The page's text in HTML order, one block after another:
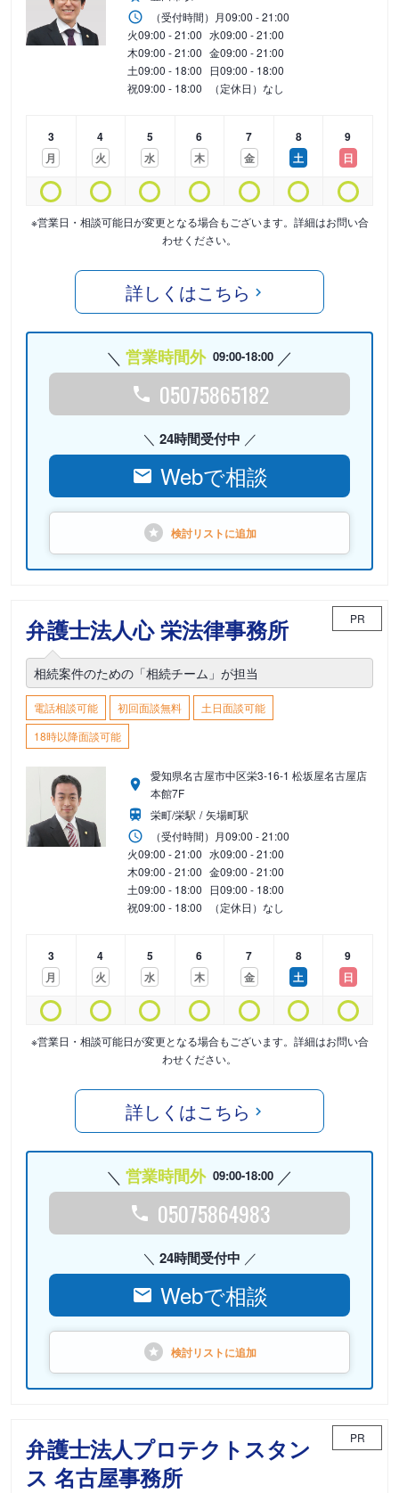
（受付時間） 月09:00 - 21:00
火09:00 - 21:00 水09:00 - 21:00
木09:00 - 21:00 金09:00 - 21:00
土09:00 - 18:00 日09:00 - 18:00
祝09:00 - 18:00 （定休日）なし
3
月
4
火
5
水
6
木
7
金
8
土
9
日
※営業日・相談可能日が変更となる場合もございます。詳細はお問い合
わせください。
詳しくはこちら
営業時間外 09:00-18:00
05075865182
24時間受付中
Webで相談
検討リストに追加
弁護士法人心 栄法律事務所 PR
相続案件のための「相続チーム」が担当
電話相談可能 初回面談無料
土日面談可能
18時以降面談可能
愛知県名古屋市中区栄3-16-1 松坂屋名古屋店
本館7F
栄町/栄駅
矢場町駅
（受付時間） 月09:00 - 21:00
火09:00 - 21:00 水09:00 - 21:00
木09:00 - 21:00 金09:00 - 21:00
土09:00 - 18:00 日09:00 - 18:00
祝09:00 - 18:00 （定休日）なし
3
月
4
火
5
水
6
木
7
金
8
土
9
日
※営業日・相談可能日が変更となる場合もございます。詳細はお問い合
わせください。
詳しくはこちら
営業時間外 09:00-18:00
05075864983
24時間受付中
Webで相談
検討リストに追加
弁護士法人プロテクトスタン
ス 名古屋事務所
PR